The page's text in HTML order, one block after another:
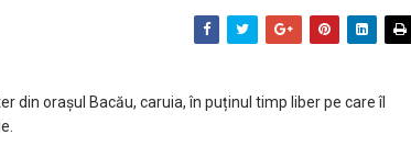
din orașul Bacău, caruia, în puținul timp liber pe care îl